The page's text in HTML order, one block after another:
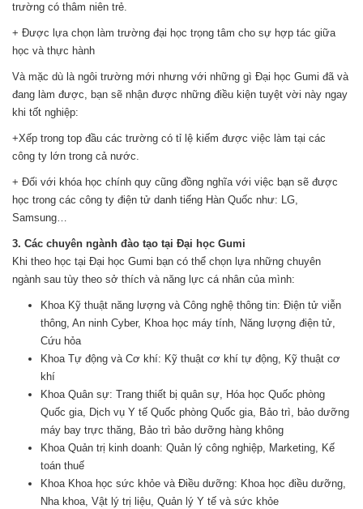
trường có thâm niên trẻ.
+ Được lựa chọn làm trường đại học trọng tâm cho sự hợp tác giữa
học và thực hành
Và mặc dù là ngôi trường mới nhưng với những gì Đại học Gumi đã và
đang làm được, bạn sẽ nhận được những điều kiện tuyệt vời này ngay
khi tốt nghiệp:
+Xếp trong top đầu các trường có tỉ lệ kiếm được việc làm tại các
công ty lớn trong cả nước.
+ Đối với khóa học chính quy cũng đồng nghĩa với việc bạn sẽ được
học trong các công ty điện tử danh tiếng Hàn Quốc như: LG,
Samsung…
3. Các chuyên ngành đào tạo tại Đại học Gumi
Khi theo học tại Đại học Gumi bạn có thể chọn lựa những chuyên
ngành sau tùy theo sở thích và năng lực cá nhân của mình:
Khoa Kỹ thuật năng lượng và Công nghệ thông tin: Điện tử viễn
thông, An ninh Cyber, Khoa học máy tính, Năng lượng điện tử,
Cứu hỏa
Khoa Tự động và Cơ khí: Kỹ thuật cơ khí tự động, Kỹ thuật cơ
khí
Khoa Quân sự: Trang thiết bị quân sự, Hóa học Quốc phòng
Quốc gia, Dịch vụ Y tế Quốc phòng Quốc gia, Bảo trì, bảo dưỡng
máy bay trực thăng, Bảo trì bảo dưỡng hàng không
Khoa Quản trị kinh doanh: Quản lý công nghiệp, Marketing, Kế
toán thuế
Khoa Khoa học sức khỏe và Điều dưỡng: Khoa học điều dưỡng,
Nha khoa, Vật lý trị liệu, Quản lý Y tế và sức khỏe